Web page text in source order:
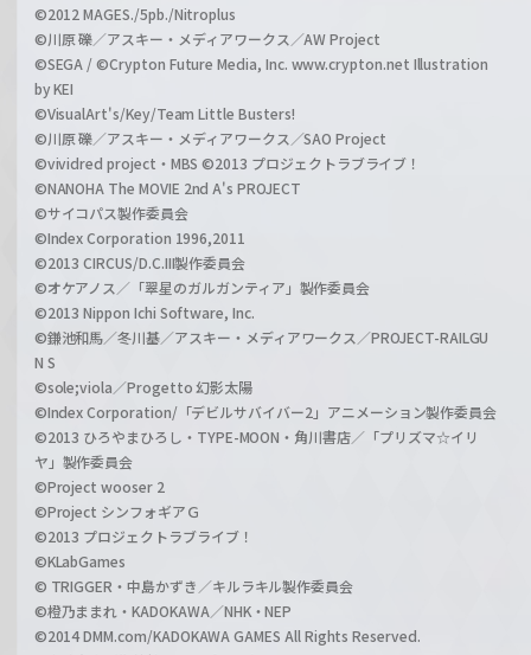
©2012 MAGES./5pb./Nitroplus
©川原 礫／アスキー・メディアワークス／AW Project
©SEGA / ©Crypton Future Media, Inc. www.crypton.net Illustration
by KEI
©VisualArt's/Key/Team Little Busters!
©川原 礫／アスキー・メディアワークス／SAO Project
©vividred project・MBS ©2013 プロジェクトラブライブ！
©NANOHA The MOVIE 2nd A's PROJECT
©サイコパス製作委員会
©Index Corporation 1996,2011
©2013 CIRCUS/D.C.III製作委員会
©オケアノス／「翠星のガルガンティア」製作委員会
©2013 Nippon Ichi Software, Inc.
©鎌池和馬／冬川基／アスキー・メディアワークス／PROJECT-RAILGU
N S
©sole;viola／Progetto 幻影太陽
©Index Corporation/「デビルサバイバー2」アニメーション製作委員会
©2013 ひろやまひろし・TYPE-MOON・角川書店／「プリズマ☆イリ
ヤ」製作委員会
©Project wooser 2
©Project シンフォギアＧ
©2013 プロジェクトラブライブ！
©KLabGames
© TRIGGER・中島かずき／キルラキル製作委員会
©橙乃ままれ・KADOKAWA／NHK・NEP
©2014 DMM.com/KADOKAWA GAMES All Rights Reserved.